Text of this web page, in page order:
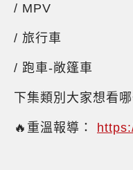
/ MPV
/ 旅行車
/ 跑車-敞篷車
下集類別大家想看
🔥重溫報導：